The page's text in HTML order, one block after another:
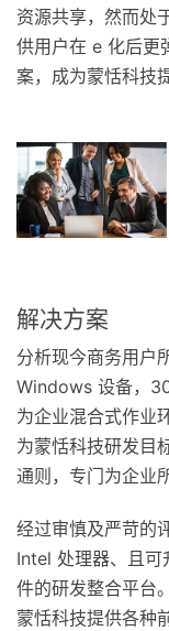
资源共享，然而处
供用户在 e 化后更
案，成为蒙恬科技
解决方案
分析现今商务用户
Windows 设备，
为企业混合式作业
为蒙恬科技研发目
通则，专门为企业
经过审慎及严苛的
Intel 处理器、且可
件的研发整合平台
蒙恬科技提供各种